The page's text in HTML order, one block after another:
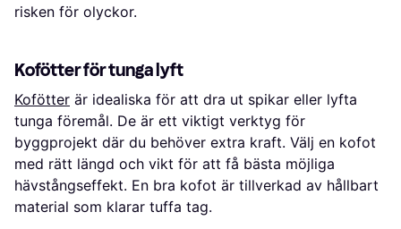
risken för olyckor.
Kofötter för tunga lyft
Kofötter är idealiska för att dra ut spikar eller lyfta
tunga föremål. De är ett viktigt verktyg för
byggprojekt där du behöver extra kraft. Välj en kofot
med rätt längd och vikt för att få bästa möjliga
hävstångseffekt. En bra kofot är tillverkad av hållbart
material som klarar tuffa tag.